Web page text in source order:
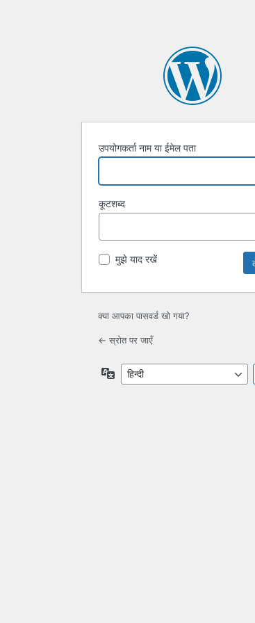
उपयोगकर्ता नाम या ईमेल पता
कूटशब्द
मुझे याद रखें
क्या आपका पासवर्ड खो गया?
← स्रोत पर जाएँ
भाषा